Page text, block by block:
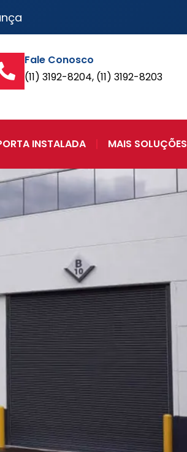
Fale Conosco
(11) 3192-8204, (11) 3192-8203
INSTALADA MAIS SOLUÇÕES